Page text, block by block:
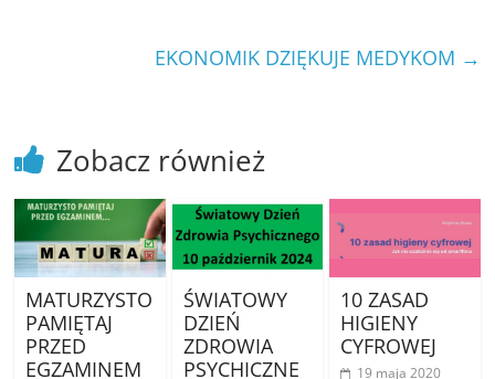
EKONOMIK DZIĘKUJE MEDYKOM →
Zobacz również
MATURZYSTO
PAMIĘTAJ
PRZED
EGZAMINEM
ŚWIATOWY
DZIEŃ
ZDROWIA
PSYCHICZNE
10 ZASAD
HIGIENY
CYFROWEJ
19 maja 2020